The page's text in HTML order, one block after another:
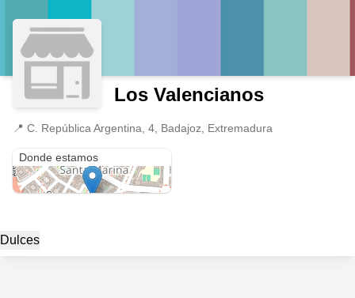
Los Valencianos
📍 C. República Argentina, 4, Badajoz, Extremadura
Donde estamos
Dulces